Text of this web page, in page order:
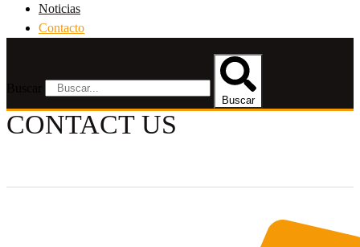
Noticias
Contacto
Buscar
CONTACT US